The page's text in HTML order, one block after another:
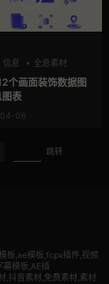
信息 全息素材
个画面装饰数据图
表
06
跳转
板,ae模板,fcpx插件,视频
模板,AE插
,抖音素材,免费素材,素材